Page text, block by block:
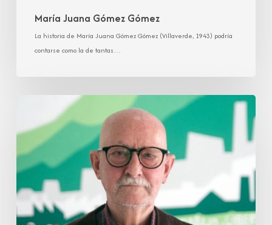
María Juana Gómez Gómez
La historia de María Juana Gómez Gómez (Villaverde, 1943) podría
contarse como la de tantas…
Gruber
Gamechogoicoechea